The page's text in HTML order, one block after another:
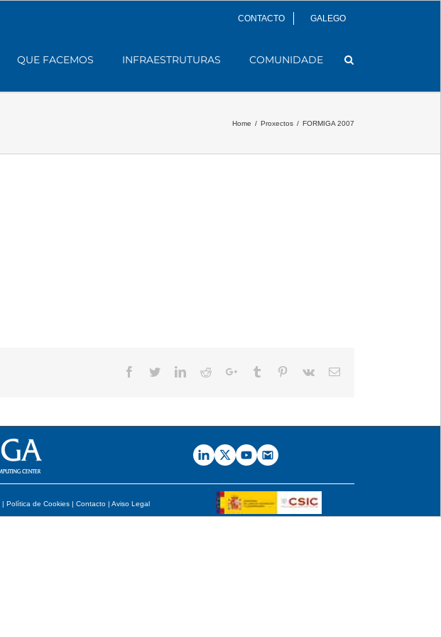
CONTACTO GALEGO
QUE FACEMOS INFRAESTRUTURAS COMUNIDADE
Home / Proxectos / FORMIGA 2007
Facebook
TwitterLinkedIn
RedditGoogle+Tumblr Pinterest
Vk Email
| Política de Cookies| Contacto| Aviso Legal